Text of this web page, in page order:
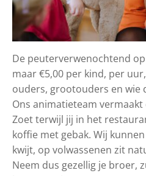
De peuterverwenochtend
maar €5,00 per kind, per
ouders, grootouders en wie
Ons animatieteam
Zoet terwijl jij in het
koffie met gebak. Wij
kwijt, op volwassenen zit
Neem dus gezellig je broer,